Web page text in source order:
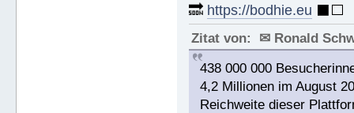
🔜 https://bodhie.eu ⬛️⬜️
Zitat von: ✉ Ronald
438 000 000
4,2 Millionen im August
Reichweite dieser